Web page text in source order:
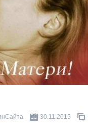
30.11.2015